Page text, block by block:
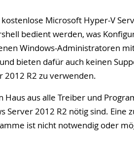
Microsoft Hyper-V
bedient werden, was
Windows-Administratoren
bieten dafür auch keinen
2012 R2 zu verwenden.
Haus aus alle Treiber und
Server 2012 R2 nötig sind. Eine
ist nicht notwendig oder